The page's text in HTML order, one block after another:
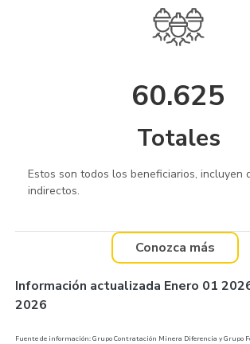
60.625
Totales
Estos son todos los beneficiarios, incluyen
indirectos.
Conozca más
Información actualizada Enero 01
2026
Fuente de información: Grupo Contratación Minera Diferencia y Grupo